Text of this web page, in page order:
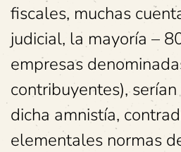
fiscales, muchas
judicial, la mayoría –
empresas
contribuyentes),
dicha amnistía,
elementales normas